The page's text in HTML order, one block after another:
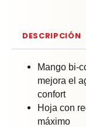
DESCRIPCIÓN
Mango bi-
mejora el
confort
Hoja con
máximo